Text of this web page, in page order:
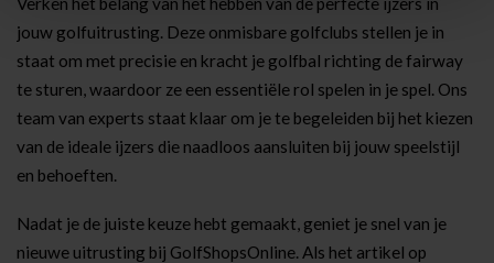
jouw golfuitrusting. Deze onmisbare golfclubs stellen je in
staat om met precisie en kracht je golfbal richting de fairway
te sturen, waardoor ze een essentiële rol spelen in je spel. Ons
team van experts staat klaar om je te begeleiden bij het kiezen
van de ideale ijzers die naadloos aansluiten bij jouw speelstijl
en behoeften.
Nadat je de juiste keuze hebt gemaakt, geniet je snel van je
nieuwe uitrusting bij GolfShopsOnline. Als het artikel op